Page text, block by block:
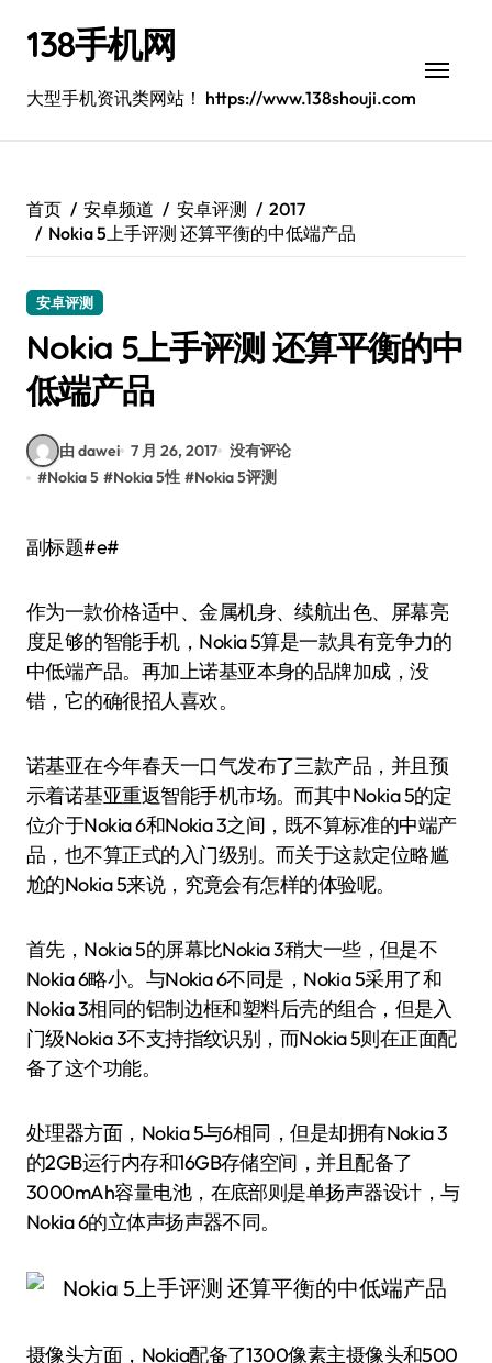
138手机网
大型手机资讯类网站！ https://www.138shouji.com
首页 安卓频道 安卓评测
2017
Nokia 5上手评测 还算平衡的中低端产品
安卓评测
Nokia 5上手评测 还算平衡的中
低端产品
由 dawei 7 月 26, 2017 没有评论
#Nokia 5 #Nokia 5性 #Nokia 5评测
副标题#e#
作为一款价格适中、金属机身、续航出色、屏幕亮
度足够的智能手机，Nokia 5算是一款具有竞争力的
中低端产品。再加上诺基亚本身的品牌加成，没
错，它的确很招人喜欢。
诺基亚在今年春天一口气发布了三款产品，并且预
示着诺基亚重返智能手机市场。而其中Nokia 5的定
位介于Nokia 6和Nokia 3之间，既不算标准的中端产
品，也不算正式的入门级别。而关于这款定位略尴
尬的Nokia 5来说，究竟会有怎样的体验呢。
首先，Nokia 5的屏幕比Nokia 3稍大一些，但是不
Nokia 6略小。与Nokia 6不同是，Nokia 5采用了和
Nokia 3相同的铝制边框和塑料后壳的组合，但是入
门级Nokia 3不支持指纹识别，而Nokia 5则在正面配
备了这个功能。
处理器方面，Nokia 5与6相同，但是却拥有Nokia 3
的2GB运行内存和16GB存储空间，并且配备了
3000mAh容量电池，在底部则是单扬声器设计，与
Nokia 6的立体声扬声器不同。
摄像头方面，Nokia配备了1300像素主摄像头和500